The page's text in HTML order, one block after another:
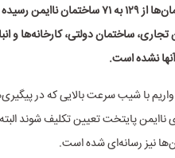
تعداد این ساختمان‌ها از ۱۲۹ به
تجاری، ساختمان دولتی، کارخانه‌ها و
نشده است.
با شیب سرعت بالایی که در
ناایمن پایتخت تعیین تکلیف شوند
نیز رسانه‌ای شده است.